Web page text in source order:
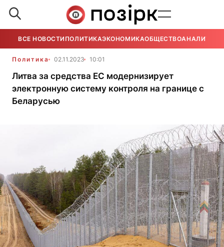
ВСЕ НОВОСТИ ПОЛИТИКАЭКОНОМИКАОБЩЕСТВОАНАЛИТИКА
Политика 02.11.2023 10:01
Литва за средства ЕС модернизирует
электронную систему контроля на границе с
Беларусью